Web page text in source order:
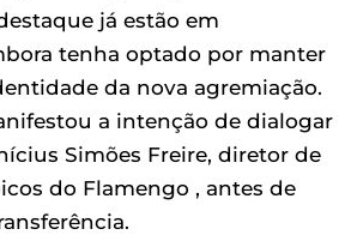
já estão em
tenha optado por manter
da nova agremiação.
a intenção de dialogar
Simões Freire, diretor de
do Flamengo , antes de